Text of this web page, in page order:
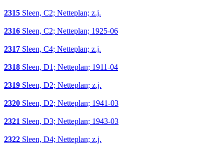
2315 Sleen, C2; Netteplan; z.j.
2316 Sleen, C2; Netteplan; 1925-06
2317 Sleen, C4; Netteplan; z.j.
2318 Sleen, D1; Netteplan; 1911-04
2319 Sleen, D2; Netteplan; z.j.
2320 Sleen, D2; Netteplan; 1941-03
2321 Sleen, D3; Netteplan; 1943-03
2322 Sleen, D4; Netteplan; z.j.